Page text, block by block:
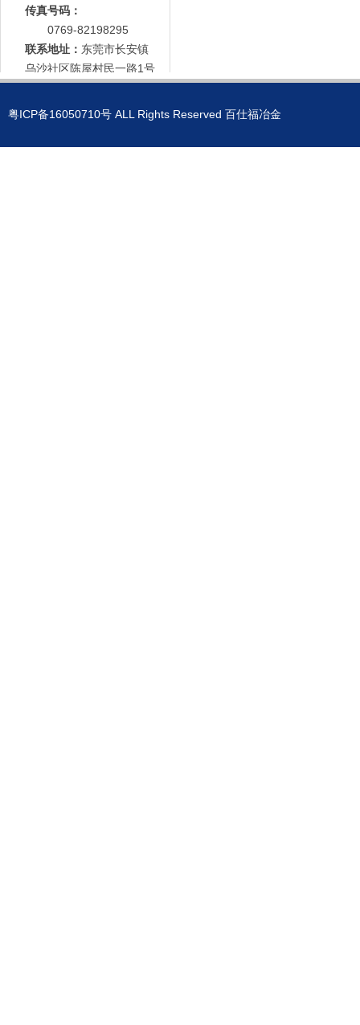
传真号码：
0769-82198295
联系地址： 东莞市长安镇
乌沙社区陈屋村民一路1号
粤ICP备16050710号 ALL Rights Reserved 百仕福冶金